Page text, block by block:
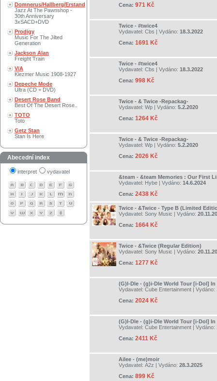
Domnerus/Hallberg/Erstand
Jazz At The Pawnshop -
30th Anniversary
3xSACD+DVD
Prodigy
Music For The Jilted
Generation
Jackson Alan
Freight Train
V/A
Klezmer Music 1908-1927
Depeche Mode
Ultra (CD + DVD)
Desert Rose Band
Best Of The Desert Rose..
TOTO
Toto
Getz Stan
Stan Is Here
Abecední index
interpret vydavatel
Cena: 971 Kč
Twice - #twice4
Vydavatel: Cbs | Vydáno: 18.3.2022
Cena: 1691 Kč
Twice - #twice4
Vydavatel: Cbs | Vydáno: 18.3.2022
Cena: 998 Kč
Twice - & Twice -Repackag-
Vydavatel: Wp | Vydáno: 5.2.2020
Cena: 1264 Kč
Twice - & Twice -Repackag-
Vydavatel: Wp | Vydáno: 5.2.2020
Cena: 2026 Kč
&team - &team Memories : Our First
Vydavatel: Hybe | Vydáno: 14.6.2024
Cena: 2438 Kč
Twice - &Twice - Type B (Limited
Vydavatel: Sony Music | Vydáno:
Cena: 1664 Kč
Twice - &Twice (Regular Edition)
Vydavatel: Sony Music | Vydáno:
Cena: 1277 Kč
(G)I-Dle - (g)i-Dle World Tour [i-Dol] In
Vydavatel: Cube Entertainment | Vydáno:
Cena: 2024 Kč
(G)I-Dle - (g)i-Dle World Tour [i-Dol] In
Vydavatel: Cube Entertainment | Vydáno:
Cena: 2411 Kč
Ailee - (me)moir
Vydavatel: A2z | Vydáno: 28.3.2025
Cena: 899 Kč